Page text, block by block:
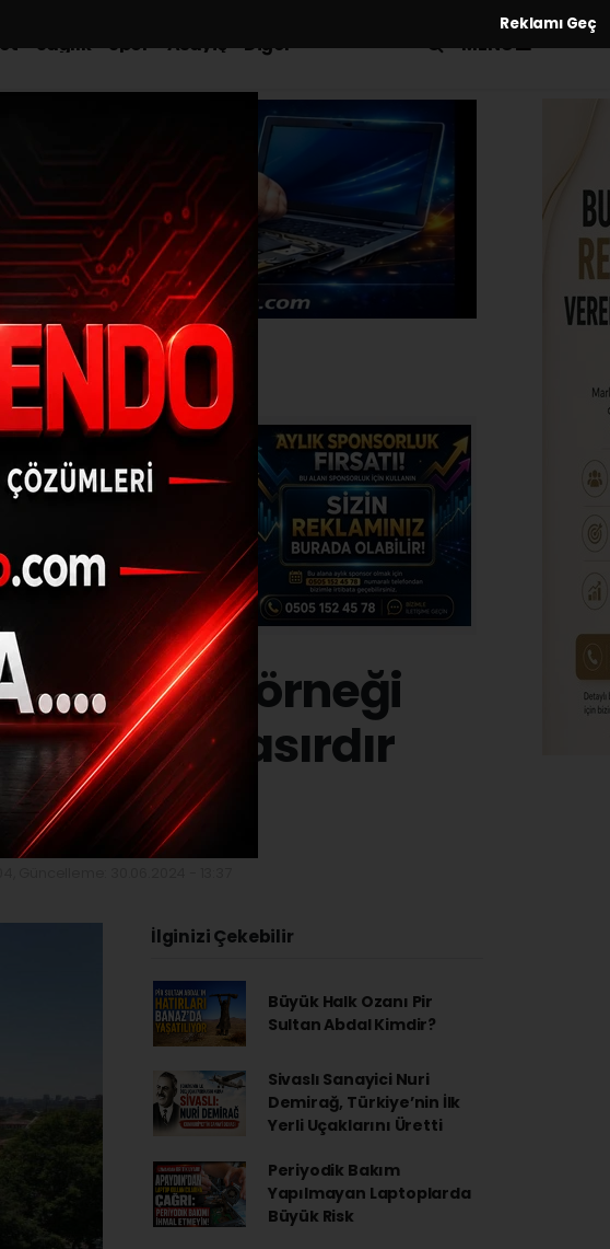
Reklamı Geç
Sağlık Spor Asayiş Diğer MENÜ
tek örneği
5 asırdır
İlginizi Çekebilir
Büyük Halk Ozanı Pir
Sultan Abdal Kimdir?
Sivaslı Sanayici Nuri
Demirağ, Türkiye’nin İlk
Yerli Uçaklarını Üretti
Periyodik Bakım
Yapılmayan Laptoplarda
Büyük Risk